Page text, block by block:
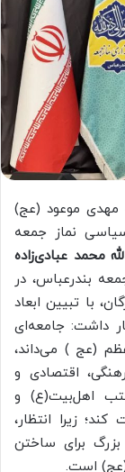
مهدی موعود (عج)
نماز جمعه
محمد عبادی‌زاده
بندرعباس، در
با تبیین ابعاد
داشت: جامعه‌ای
(عج ) می‌داند،
اقتصادی و
اهل‌بیت(ع) و
زیرا انتظار،
برای ساختن
است.